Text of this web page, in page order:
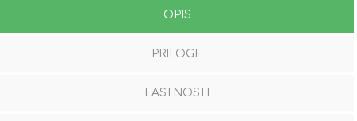
OPIS
PRILOGE
LASTNOSTI